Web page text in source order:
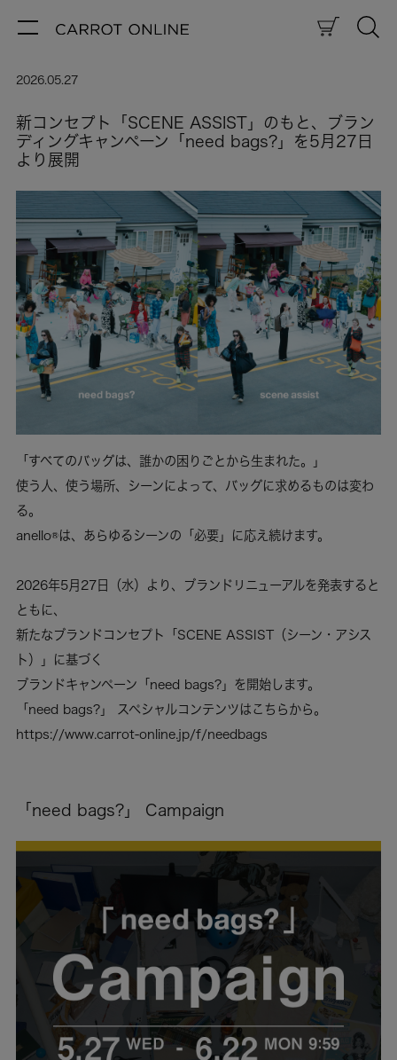
2026.05.27
新コンセプト「SCENE ASSIST」のもと、ブラン
ディングキャンペーン「need bags?」を5月27日
より展開
「すべてのバッグは、誰かの困りごとから生まれた。」
使う人、使う場所、シーンによって、バッグに求めるものは変わ
る。
anello®は、あらゆるシーンの「必要」に応え続けます。
2026年5月27日（水）より、ブランドリニューアルを発表すると
ともに、
新たなブランドコンセプト「SCENE ASSIST（シーン・アシス
ト）」に基づく
ブランドキャンペーン「need bags?」を開始します。
「need bags?」 スペシャルコンテンツはこちらから。
https://www.carrot-online.jp/f/needbags
「need bags?」 Campaign